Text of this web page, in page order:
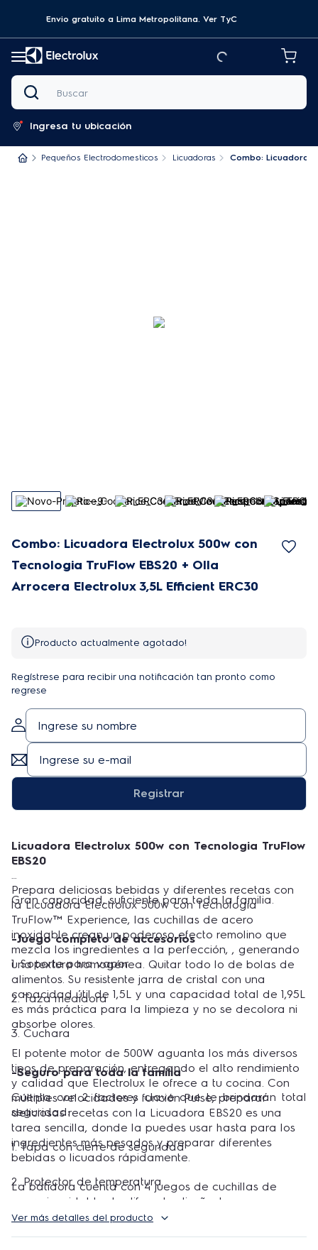
Envio gratuito a Lima Metropolitana. Ver TyC
Buscar
Ingresa tu ubicación
Pequeños Electrodomesticos Licuadoras Combo: Licuadora
Combo: Licuadora Electrolux 500w con
Tecnologia TruFlow EBS20 + Olla
Arrocera Electrolux 3,5L Efficient ERC30
Producto actualmente agotado!
Regístrese para recibir una notificación tan pronto como
regrese
Registrar
Licuadora Electrolux 500w con Tecnologia TruFlow
EBS20
Prepara deliciosas bebidas y diferentes recetas con
la Licuadora Electrolux 500w con Tecnologia
TruFlow™ Experience, las cuchillas de acero
inoxidable crean un poderoso efecto remolino que
mezcla los ingredientes a la perfección, , generando
una textura homogénea. Quitar todo lo de bolas de
alimentos. Su resistente jarra de cristal con una
capacidad útil de 1,5L y una capacidad total de 1,95L
es más práctica para la limpieza y no se decolora ni
absorbe olores.
El potente motor de 500W aguanta los más diversos
tipos de preparación, entregando el alto rendimiento
y calidad que Electrolux le ofrece a tu cocina. Con
múltiples velocidades y función Pulse, preparar
deliciosas recetas con la Licuadora EBS20 es una
tarea sencilla, donde la puedes usar hasta para los
ingredientes más pesados y preparar diferentes
bebidas o licuados rápidamente.
La batidora cuenta con 4 juegos de cuchillas de
acero inoxidable de diferente diseño, tapa con
dosificador y se puede lavar fácilmente en tu
Gran capacidad, suficiente para toda la familia.
-Juego completo de accesorios
1. Soporte para vapor
2. Taza medidora
3. Cuchara
-Seguro para toda la familia
Cuenta con 2 factores clave que te brindarán total
seguridad:
1. Tapa con cierre de seguridad
2. Protector de temperatura
Ver más detalles del producto